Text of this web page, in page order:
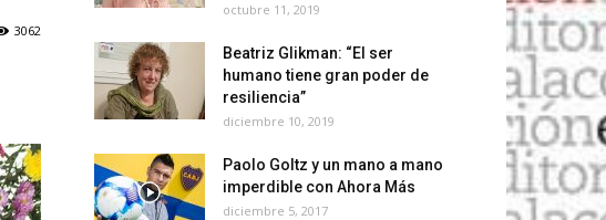
3062
octubre 11, 2019
Beatriz Glikman: “El ser
humano tiene gran poder de
resiliencia”
diciembre 10, 2019
Paolo Goltz y un mano a mano
imperdible con Ahora Más
diciembre 5, 2017